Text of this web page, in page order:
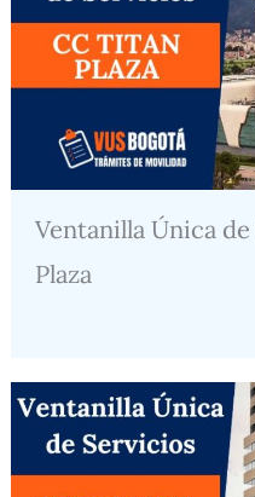
Ventanilla Única
Plaza